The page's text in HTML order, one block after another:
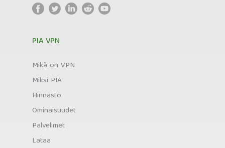
PIA VPN
Mikä on VPN
Miksi PIA
Hinnasto
Ominaisuudet
Palvelimet
Lataa